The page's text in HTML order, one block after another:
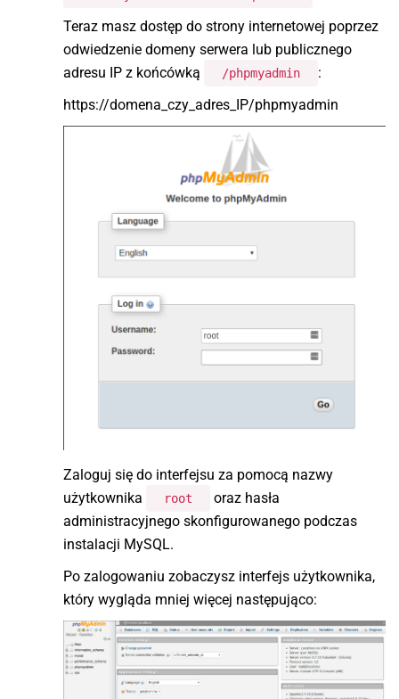
Teraz masz dostęp do strony internetowej poprzez
odwiedzenie domeny serwera lub publicznego
adresu IP z końcówką
/phpmyadmin
:
https://domena_czy_adres_IP/phpmyadmin
Zaloguj się do interfejsu za pomocą nazwy
użytkownika
root
oraz hasła
administracyjnego skonfigurowanego podczas
instalacji MySQL.
Po zalogowaniu zobaczysz interfejs użytkownika,
który wygląda mniej więcej następująco: